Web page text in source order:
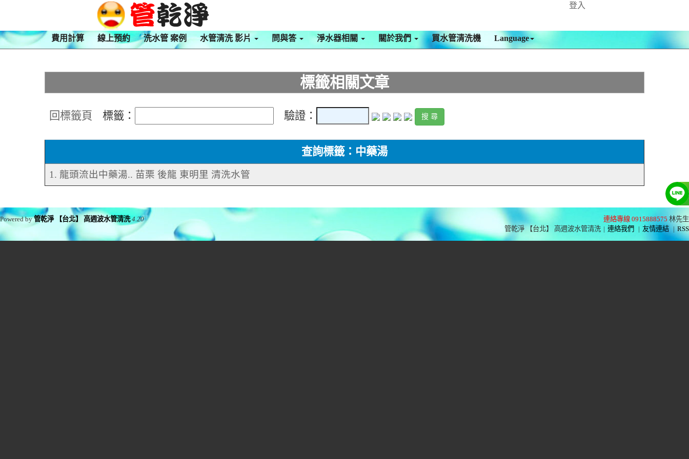
登入
費用計算 線上預約 洗水管 案例 水管清洗 影片 問與答 淨水器相關 關於我們 買水管清洗機 Language
標籤相關文章
回標籤頁 標籤： 驗證：
查詢標籤：中藥湯
1. 龍頭流出中藥湯.. 苗栗 後龍 東明里 清洗水管
連絡專線 0915888575 林先生
管乾淨 【台北】 高週波水管清洗 | 連絡我們 | 友情連結 | RSS
Powered by管乾淨 【台北】 高週波水管清洗 4.20